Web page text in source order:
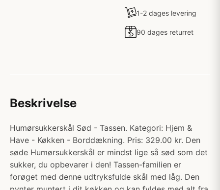
1-2 dages levering
90 dages returret
Beskrivelse
Humørsukkerskål Sød - Tassen. Kategori: Hjem &
Have - Køkken - Borddækning. Pris: 329.00 kr. Den
søde Humørsukkerskål er mindst lige så sød som det
sukker, du opbevarer i den! Tassen-familien er
forøget med denne udtryksfulde skål med låg. Den